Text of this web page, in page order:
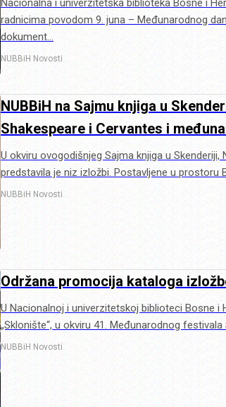
Nacionalna i univerzitetska biblioteka Bosne i
radnicima povodom 9. juna – Međunarodnog
dokument…
NUBBiH Novosti
NUBBiH na Sajmu knjiga u
Shakespeare i Cervantes i
U okviru ovogodišnjeg Sajma knjiga u
predstavila je niz izložbi. Postavljene u prostoru
NUBBiH Novosti
Održana promocija kataloga
U Nacionalnoj i univerzitetskoj biblioteci Bosne
„Sklonište“, u okviru 41. Međunarodnog
NUBBiH Novosti